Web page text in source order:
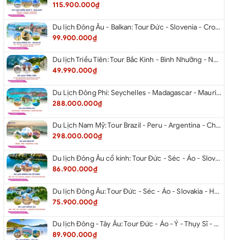
115.900.000₫
Du lịch Đông Âu - Balkan: Tour Đức - Slovenia - Croatia - Hungary - Slovakia - Áo - Séc từ Hà Nội 2026
99.900.000₫
Du lịch Triều Tiên: Tour Bắc Kinh - Bình Nhưỡng - Núi Myohyang - Kaesong - Bàn Môn Điếm - Đan Đông từ Hà Nội 2026
49.990.000₫
Du Lịch Đông Phi: Seychelles - Madagascar - Mauritius 2026
288.000.000₫
Du Lịch Nam Mỹ: Tour Brazil - Peru - Argentina - Chile 2026
298.000.000₫
Du lịch Đông Âu cổ kính: Tour Đức - Séc - Áo - Slovakia - Hungary - Ba Lan từ Hà Nội 2026
86.900.000₫
Du lịch Đông Âu: Tour Đức - Séc - Áo - Slovakia - Hungary từ Hà Nội 2026
75.900.000₫
Du lịch Đông - Tây Âu: Tour Đức - Áo - Ý - Thụy Sĩ - Pháp từ Hà Nội 2026
89.900.000₫